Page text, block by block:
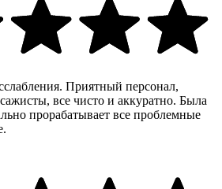
Приятный персонал,
все чисто и аккуратно. Была
прорабатывает все проблемные